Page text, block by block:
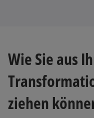
Wie Sie aus
ziehen